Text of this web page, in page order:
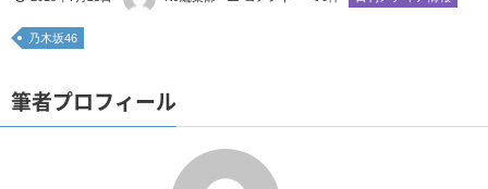
乃木坂46
筆者プロフィール